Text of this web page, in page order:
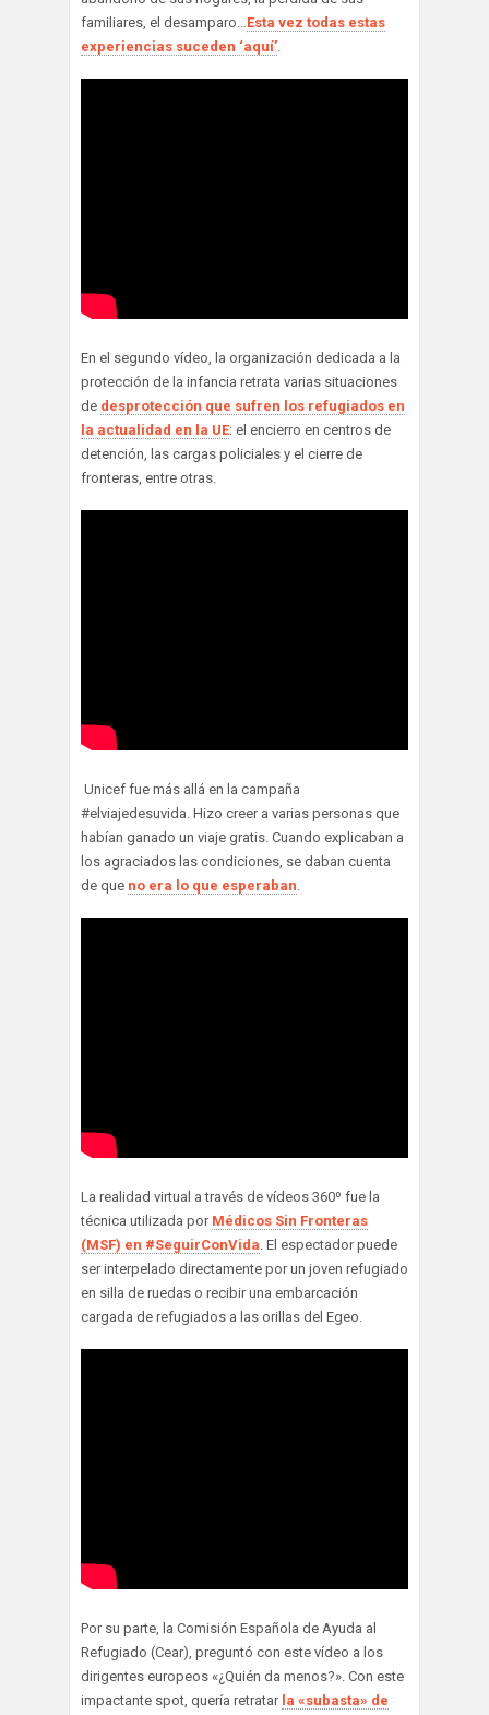
familiares, el desamparo…Esta vez todas estas
experiencias suceden ‘aquí’.
En el segundo vídeo, la organización dedicada a la
protección de la infancia retrata varias situaciones
de desprotección que sufren los refugiados en
la actualidad en la UE: el encierro en centros de
detención, las cargas policiales y el cierre de
fronteras, entre otras.
Unicef fue más allá en la campaña
#elviajedesuvida. Hizo creer a varias personas que
habían ganado un viaje gratis. Cuando explicaban a
los agraciados las condiciones, se daban cuenta
de que no era lo que esperaban.
La realidad virtual a través de vídeos 360º fue la
técnica utilizada por Médicos Sin Fronteras
(MSF) en #SeguirConVida. El espectador puede
ser interpelado directamente por un joven refugiado
en silla de ruedas o recibir una embarcación
cargada de refugiados a las orillas del Egeo.
Por su parte, la Comisión Española de Ayuda al
Refugiado (Cear), preguntó con este vídeo a los
dirigentes europeos «¿Quién da menos?». Con este
impactante spot, quería retratar la «subasta» de